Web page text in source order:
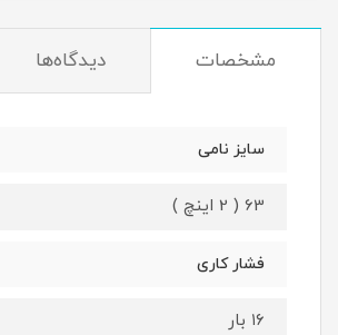
مشخصات دیدگاه‌ها
سایز نامی
63 ( 2 اینچ )
فشار کاری
۱۶ بار